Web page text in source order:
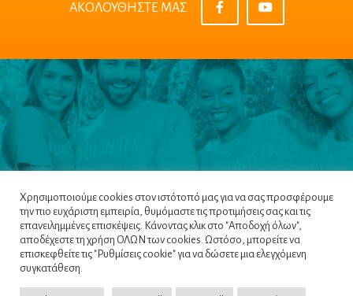
ΑΚΟΛΟΥΘΗΣΤΕ ΜΑΣ
Προϋποθέσεις|Cookie Policy
Χρησιμοποιούμε cookies στον ιστότοπό μας για να σας προσφέρουμε
την πιο ευχάριστη εμπειρία, θυμόμαστε τις προτιμήσεις σας και τις
επανειλημμένες επισκέψεις. Κάνοντας κλικ στο "Αποδοχή όλων",
αποδέχεστε τη χρήση ΟΛΩΝ των cookies. Ωστόσο, μπορείτε να
επισκεφθείτε τις "Ρυθμίσεις cookie" για να δώσετε μια ελεγχόμενη
συγκατάθεση.